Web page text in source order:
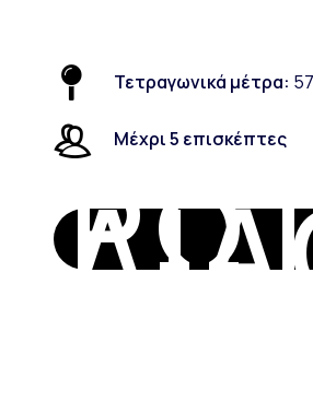
Τετραγωνικά μέτρα:
Μέχρι 5 επισκέπτες